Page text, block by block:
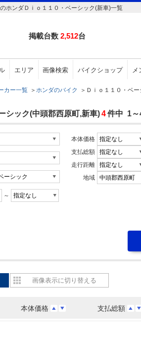
ホンダＤｉｏ１１０・ベーシック(新車)一覧
掲載台数 2,512台
エリア 画像検索 バイクショップ メ
カー一覧 ＞ ホンダのバイク ＞ Ｄｉｏ１１０・ベ
シック(中頭郡西原町,新車)4件中 1～
～
本体価格
支払総額
走行距離
地域
本体価格 支払総額
画像表示に切り替える